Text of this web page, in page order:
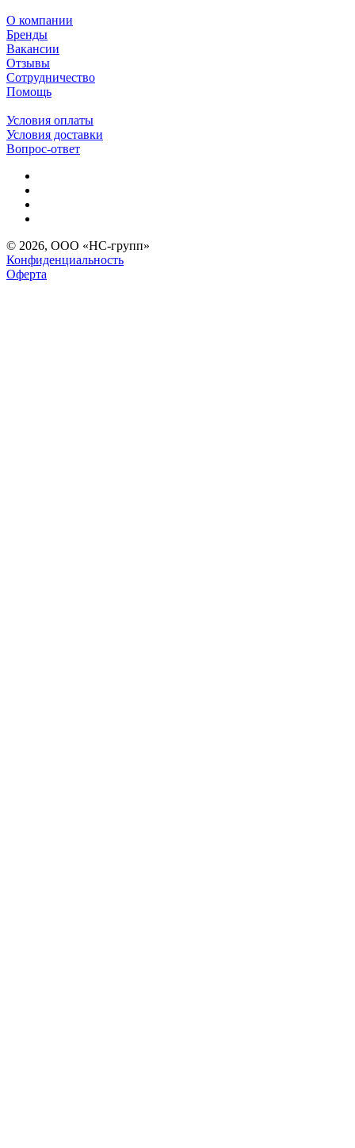
О компании
Бренды
Вакансии
Отзывы
Сотрудничество
Помощь
Условия оплаты
Условия доставки
Вопрос-ответ
© 2026, ООО «НС-групп»
Конфиденциальность
Оферта